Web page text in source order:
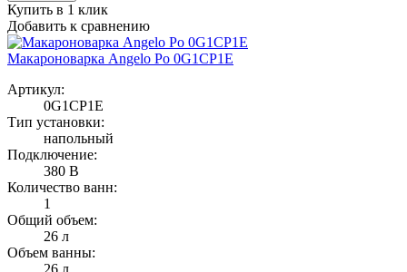
Купить в 1 клик
Добавить к сравнению
Макароноварка Angelo Po 0G1CP1E
Артикул:
0G1CP1E
Тип установки:
напольный
Подключение:
380 В
Количество ванн:
1
Общий объем:
26 л
Объем ванны:
26 л